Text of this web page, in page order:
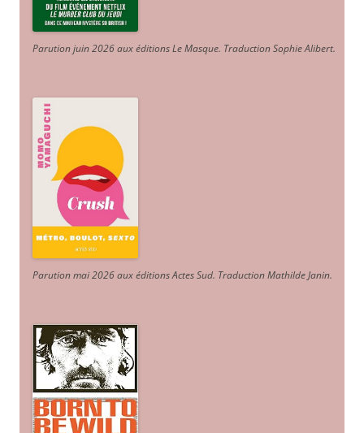
Parution juin 2026 aux éditions Le Masque. Traduction Sophie Alibert.
Parution mai 2026 aux éditions Actes Sud. Traduction Mathilde Janin.